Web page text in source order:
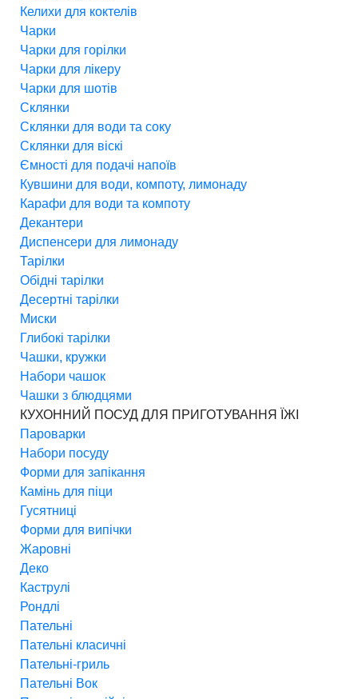
Келихи для коктелів
Чарки
Чарки для горілки
Чарки для лікеру
Чарки для шотів
Склянки
Склянки для води та соку
Склянки для віскі
Ємності для подачі напоїв
Кувшини для води, компоту, лимонаду
Карафи для води та компоту
Декантери
Диспенсери для лимонаду
Тарілки
Обідні тарілки
Десертні тарілки
Миски
Глибокі тарілки
Чашки, кружки
Набори чашок
Чашки з блюдцями
КУХОННИЙ ПОСУД ДЛЯ ПРИГОТУВАННЯ ЇЖІ
Пароварки
Набори посуду
Форми для запікання
Камінь для піци
Гусятниці
Форми для випічки
Жаровні
Деко
Каструлі
Рондлі
Пательні
Пательні класичні
Пательні-гриль
Пательні Вок